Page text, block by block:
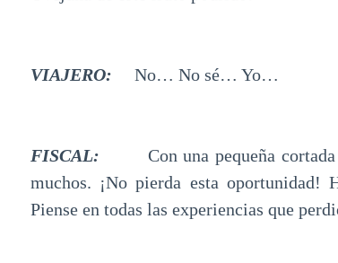
VIAJERO: No… No sé… Yo…
FISCAL: Con una pequeña cortada
muchos. ¡No pierda esta oportunidad!
Piense en todas las experiencias que